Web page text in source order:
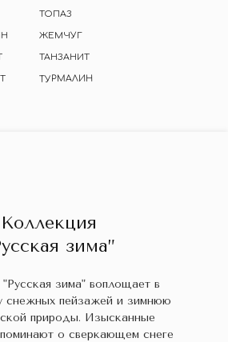
ТОПАЗ
ЖЕМЧУГ
ТУРМАЛИН
ТАНЗАНИТ
Коллекция
зима”
зима" воплощает в
снежных пейзажей и зимнюю
природы. Изысканные
о сверкающем снеге